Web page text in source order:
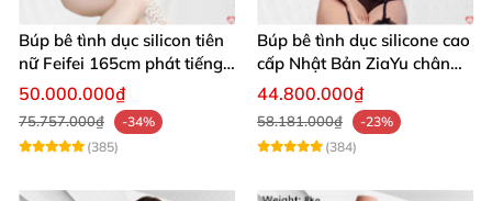
Búp bê tình dục silicon tiên
nữ Feifei 165cm phát tiếng
thật như người
50.000.000₫
75.757.000₫
-34%
(385)
Búp bê tình dục silicone cao
cấp Nhật Bản ZiaYu chân
thật mềm mại cho nam
44.800.000₫
58.181.000₫
-23%
(384)